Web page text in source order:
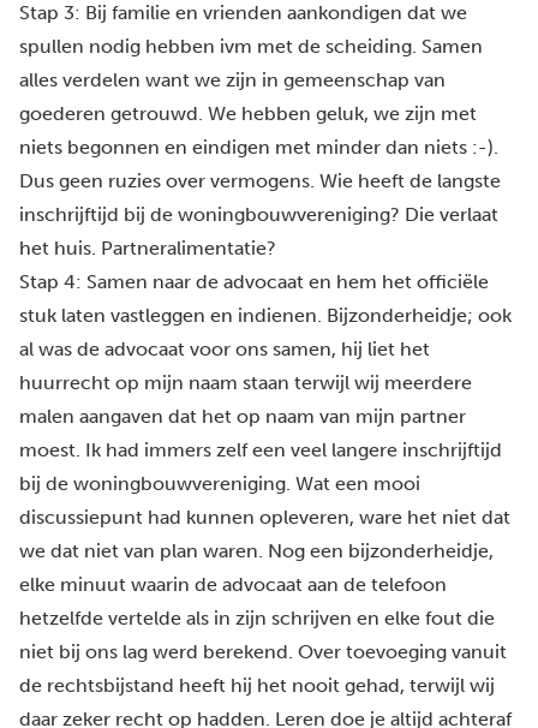
Stap 3: Bij familie en vrienden aankondigen dat we
spullen nodig hebben ivm met de scheiding. Samen
alles verdelen want we zijn in gemeenschap van
goederen getrouwd. We hebben geluk, we zijn met
niets begonnen en eindigen met minder dan niets :-).
Dus geen ruzies over vermogens. Wie heeft de langste
inschrijftijd bij de woningbouwvereniging? Die verlaat
het huis. Partneralimentatie?
Stap 4: Samen naar de advocaat en hem het officiële
stuk laten vastleggen en indienen. Bijzonderheidje; ook
al was de advocaat voor ons samen, hij liet het
huurrecht op mijn naam staan terwijl wij meerdere
malen aangaven dat het op naam van mijn partner
moest. Ik had immers zelf een veel langere inschrijftijd
bij de woningbouwvereniging. Wat een mooi
discussiepunt had kunnen opleveren, ware het niet dat
we dat niet van plan waren. Nog een bijzonderheidje,
elke minuut waarin de advocaat aan de telefoon
hetzelfde vertelde als in zijn schrijven en elke fout die
niet bij ons lag werd berekend. Over toevoeging vanuit
de rechtsbijstand heeft hij het nooit gehad, terwijl wij
daar zeker recht op hadden. Leren doe je altijd achteraf